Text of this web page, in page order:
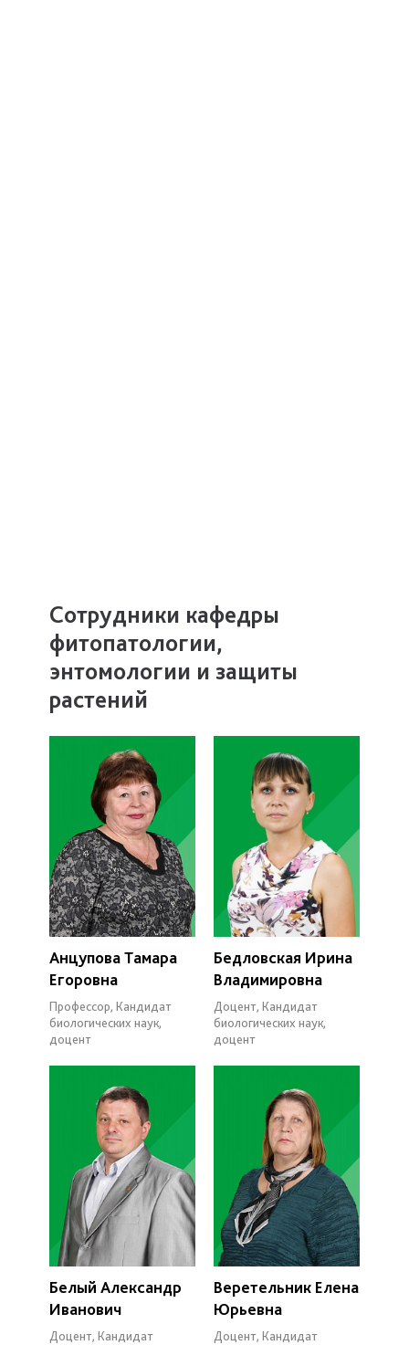
Сотрудники кафедры
фитопатологии,
энтомологии и защиты
растений
Анцупова Тамара
Егоровна
Профессор, Кандидат
биологических наук,
доцент
Бедловская Ирина
Владимировна
Доцент, Кандидат
биологических наук,
доцент
Белый Александр
Иванович
Доцент, Кандидат
Веретельник Елена
Юрьевна
Доцент, Кандидат